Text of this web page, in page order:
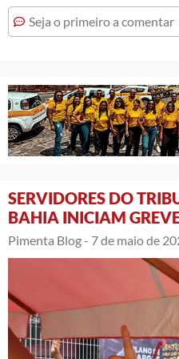
Seja o primeiro a comentar
SERVIDORES DO
BAHIA INICIAM
Pimenta Blog - 7 de maio de